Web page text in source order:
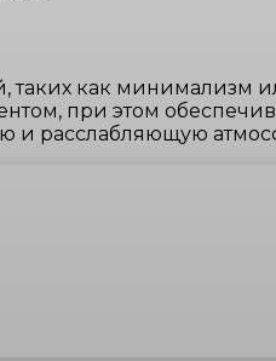
как минимализм
при этом
и расслабляющую